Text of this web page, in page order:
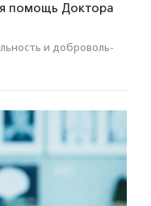
помощь Доктора
и доброволь­